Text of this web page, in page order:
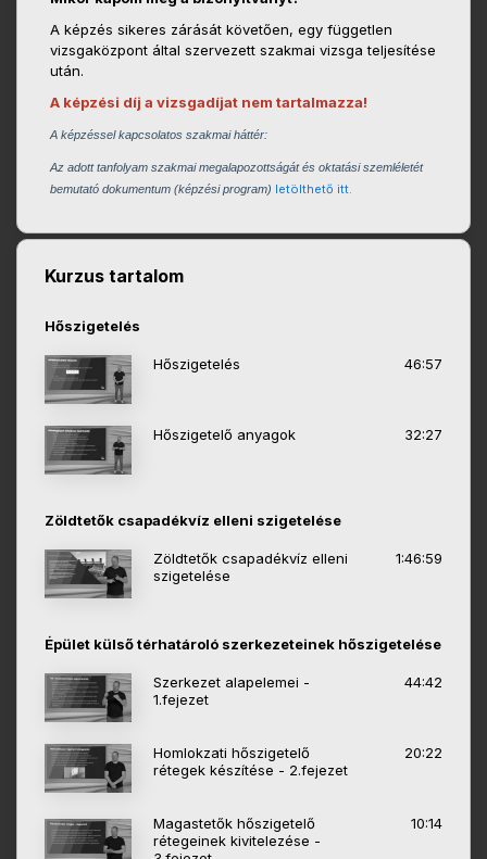
A képzés sikeres zárását követően, egy független
vizsgaközpont által szervezett szakmai vizsga teljesítése
után.
A képzési díj a vizsgadíjat nem tartalmazza!
A képzéssel kapcsolatos szakmai háttér:
Az adott tanfolyam szakmai megalapozottságát és oktatási szemléletét
bemutató dokumentum (képzési program) letölthető itt.
Kurzus tartalom
Hőszigetelés
Hőszigetelés 46:57
Hőszigetelő anyagok 32:27
Zöldtetők csapadékvíz elleni szigetelése
Zöldtetők csapadékvíz elleni
szigetelése
1:46:59
Épület külső térhatároló szerkezeteinek hőszigetelése
Szerkezet alapelemei -
1.fejezet
44:42
Homlokzati hőszigetelő
rétegek készítése - 2.fejezet
20:22
Magastetők hőszigetelő
rétegeinek kivitelezése -
10:14